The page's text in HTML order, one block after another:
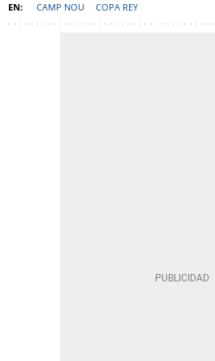
CAMP NOU COPA REY